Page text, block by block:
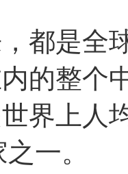
都是全
的整个
界上人
一。